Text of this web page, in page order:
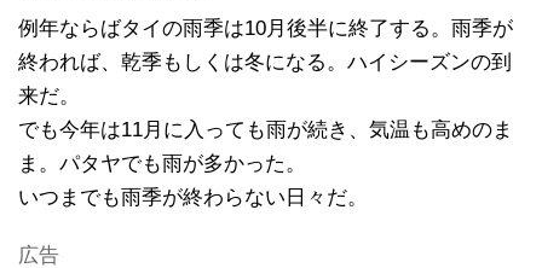
例年ならばタイの雨季は10月後半に終了する。雨季が
終われば、乾季もしくは冬になる。ハイシーズンの到
来だ。
でも今年は11月に入っても雨が続き、気温も高めのま
ま。パタヤでも雨が多かった。
いつまでも雨季が終わらない日々だ。
広告